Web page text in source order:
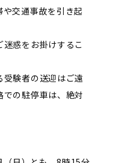
交通事故を引き起
惑をお掛けするこ
験者の送迎はご遠
の駐停車は、絶対